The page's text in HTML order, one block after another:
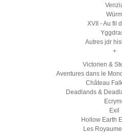
Würm
XVII - Au fil
Autres jdr
+
Victorien &
Aventures dans le
Château
Deadlands &
Exil
Hollow Earth
Les